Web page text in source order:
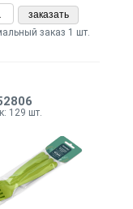
заказать
заказ 1 шт.
129 шт.